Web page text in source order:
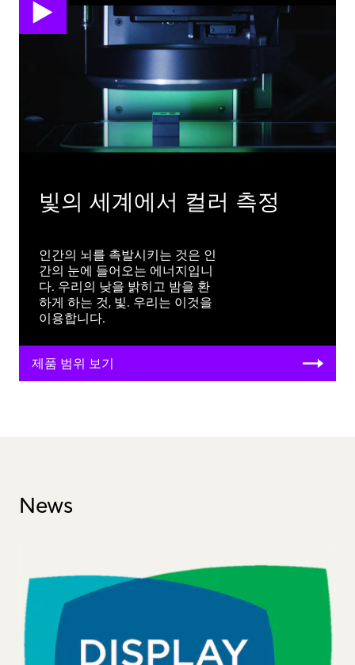
play
빛의 세계에서 컬러 측정
인간의 뇌를 촉발시키는 것은 인
간의 눈에 들어오는 에너지입니
다. 우리의 낮을 밝히고 밤을 환
하게 하는 것, 빛. 우리는 이것을
이용합니다.
제품 범위 보기
News